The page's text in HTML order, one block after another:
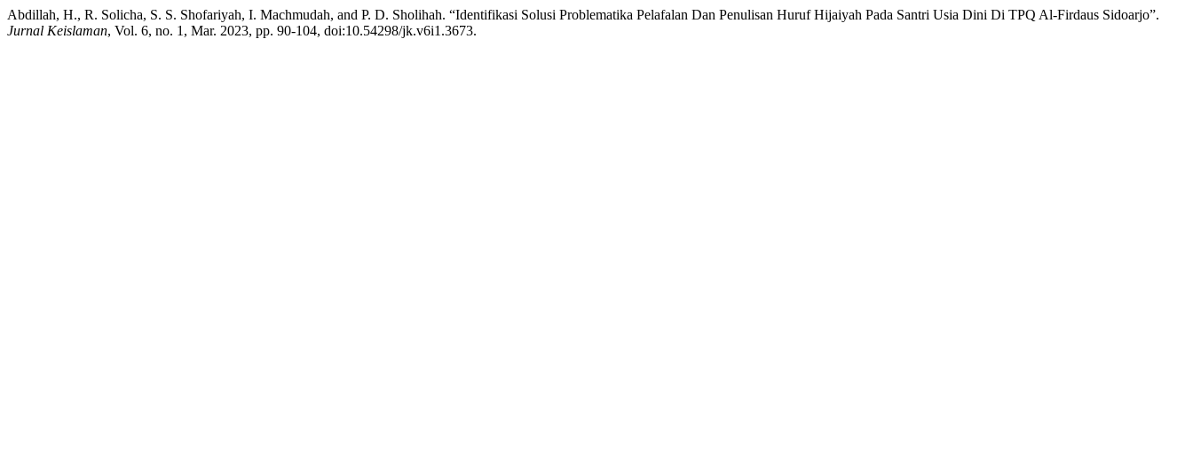
Abdillah, H., R. Solicha, S. S. Shofariyah, I. Machmudah, and P. D. Sholihah. “Identifikasi Solusi Problematika Pelafalan Dan Penulisan Huruf Hijaiyah Pada Santri Usia Dini Di TPQ Al-Firdaus Sidoarjo”.
Jurnal Keislaman, Vol. 6, no. 1, Mar. 2023, pp. 90-104, doi:10.54298/jk.v6i1.3673.